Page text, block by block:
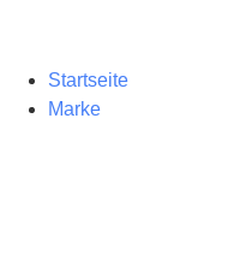
Startseite
Marke